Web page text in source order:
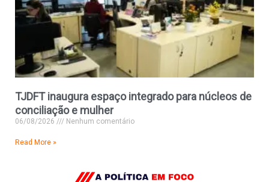
TJDFT inaugura espaço integrado para núcleos de
conciliação e mulher
06/08/2026 Nenhum comentário
Read More »